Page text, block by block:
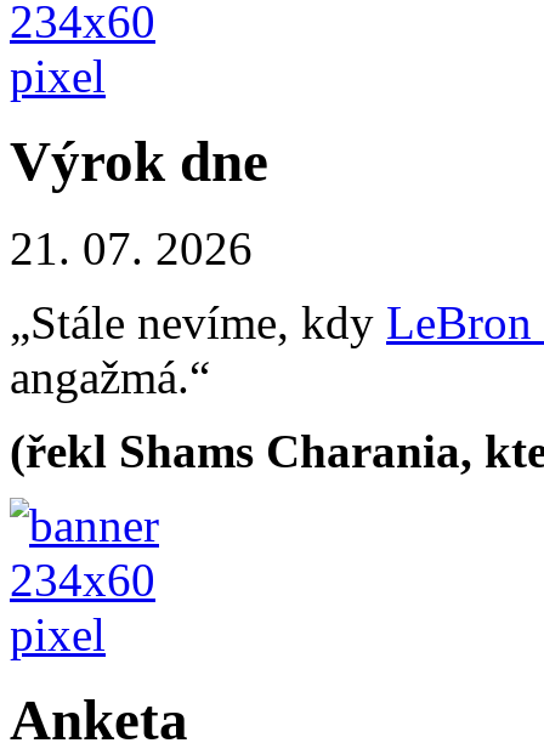
Výrok dne
21. 07. 2026
„Stále nevíme, kdy LeBron
angažmá.“
(řekl Shams Charania,
Anketa